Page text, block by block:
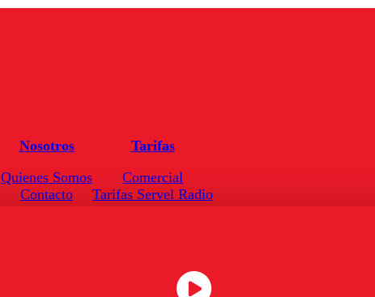
Nosotros
Quienes Somos
Contacto
Tarifas
Comercial
Tarifas Servel Radio